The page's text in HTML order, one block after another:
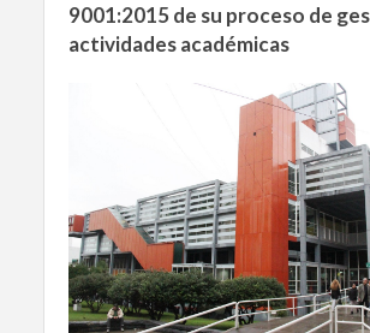
9001:2015 de su proceso de
actividades académicas